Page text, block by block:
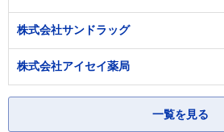
株式会社サンドラッグ
株式会社アイセイ薬局
一覧を見る